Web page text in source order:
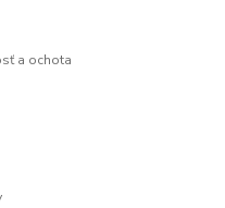
a ochota